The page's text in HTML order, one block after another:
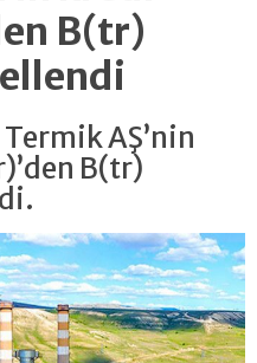
B(tr)
AŞ’nin
B(tr)